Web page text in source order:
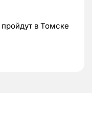
в Томске